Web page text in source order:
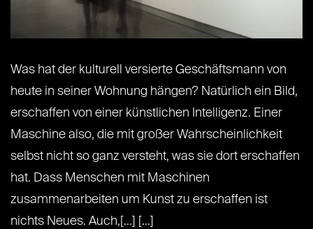
Was hat der kulturell versierte Geschäftsmann von
heute in seiner Wohnung hängen? Natürlich ein Bild,
erschaffen von einer künstlichen Intelligenz. Einer
Maschine also, die mit großer Wahrscheinlichkeit
selbst nicht so ganz versteht, was sie dort erschaffen
hat. Dass Menschen mit Maschinen
zusammenarbeiten um Kunst zu erschaffen ist
nichts Neues. Auch,[...] [...]